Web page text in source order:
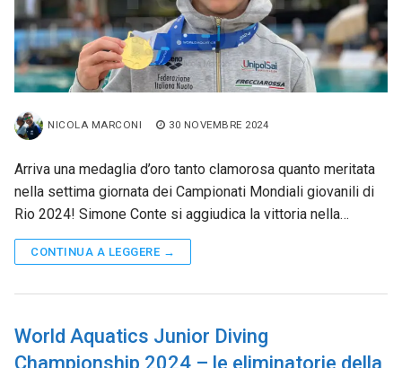
NICOLA MARCONI 30 NOVEMBRE 2024
Arriva una medaglia d’oro tanto clamorosa quanto meritata
nella settima giornata dei Campionati Mondiali giovanili di
Rio 2024! Simone Conte si aggiudica la vittoria nella…
CONTINUA A LEGGERE →
World Aquatics Junior Diving
Championship 2024 – le eliminatorie della